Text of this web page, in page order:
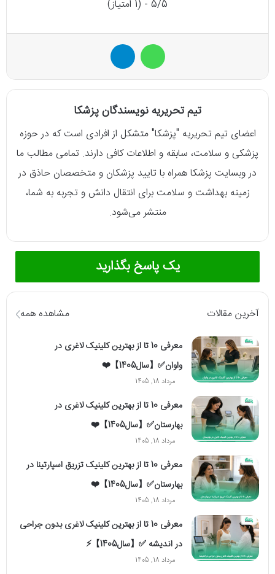
5/5 - (1 امتیاز)
واتس آپ
تیم تحریریه نویسندگان پزشکا
اعضای تیم تحریریه "پزشکا" متشکل از افرادی است که در حوزه
پزشکی و سلامت، سابقه و اطلاعات کافی دارند. تمامی مطالب ما
در وبسایت پزشکا همراه با تایید پزشکان و متخصصان حاذق در
زمینه بهداشت و سلامت برای انتقال دانش و تجربه به شما،
منتشر می‌شود.
یک پاسخ بگذارید
آخرین مقالات مشاهده همه
معرفی 10 تا از بهترین کلینیک لاغری در
واوان✅【سال1405】❤️
مرداد 18, 1405
معرفی 10 تا از بهترین کلینیک لاغری در
بهارستان✅【سال1405】❤️
مرداد 18, 1405
معرفی 10 تا از بهترین کلینیک تزریق اسپارتینا در
بهارستان✅【سال1405】❤️
مرداد 18, 1405
معرفی 10 تا از بهترین کلینیک لاغری بدون جراحی
در اندیشه ✅【سال1405】⚡️
مرداد 18, 1405